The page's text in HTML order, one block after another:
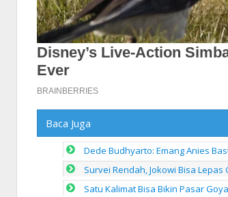
Baca Juga
Dede Budhyarto: Emang Anies
Survei Rendah, Jokowi Bisa
Satu Kalimat Bisa Bikin Pasar